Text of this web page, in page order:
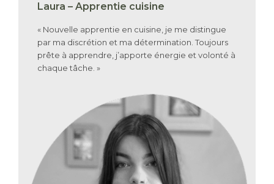
Laura – Apprentie cuisine
« Nouvelle apprentie en cuisine, je me distingue
par ma discrétion et ma détermination. Toujours
prête à apprendre, j’apporte énergie et volonté à
chaque tâche. »